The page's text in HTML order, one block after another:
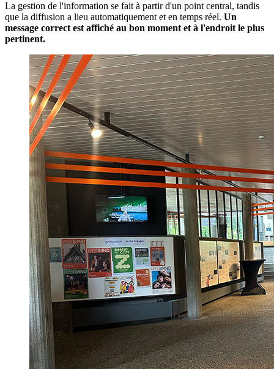
La gestion de l'information se fait à partir d'un point central, tandis
que la diffusion a lieu automatiquement et en temps réel. Un
message correct est affiché au bon moment et à l'endroit le plus
pertinent.